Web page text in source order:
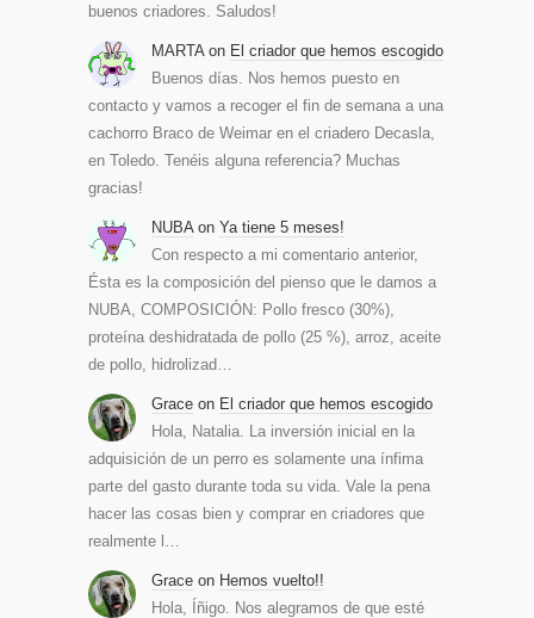
buenos criadores. Saludos!
MARTA on El criador que hemos escogido
Buenos días. Nos hemos puesto en
contacto y vamos a recoger el fin de semana a una
cachorro Braco de Weimar en el criadero Decasla,
en Toledo. Tenéis alguna referencia? Muchas
gracias!
NUBA on Ya tiene 5 meses!
Con respecto a mi comentario anterior,
Ésta es la composición del pienso que le damos a
NUBA, COMPOSICIÓN: Pollo fresco (30%),
proteína deshidratada de pollo (25 %), arroz, aceite
de pollo, hidrolizad…
Grace on El criador que hemos escogido
Hola, Natalia. La inversión inicial en la
adquisición de un perro es solamente una ínfima
parte del gasto durante toda su vida. Vale la pena
hacer las cosas bien y comprar en criadores que
realmente l…
Grace on Hemos vuelto!!
Hola, Íñigo. Nos alegramos de que esté